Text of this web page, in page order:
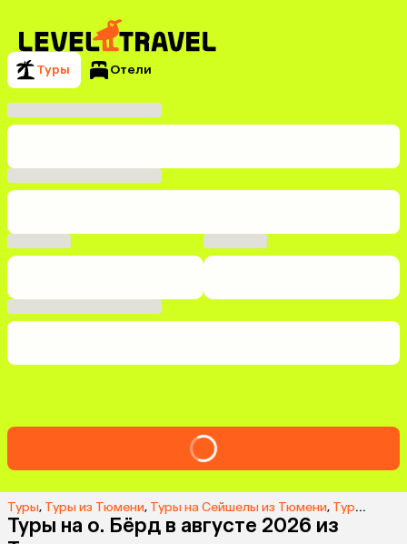
Туры Отели
Туры, Туры из Тюмени, Туры на Сейшелы из Тюмени, Туры на о. Бёрд из Тюмени
Туры на о. Бёрд в августе 2026 из